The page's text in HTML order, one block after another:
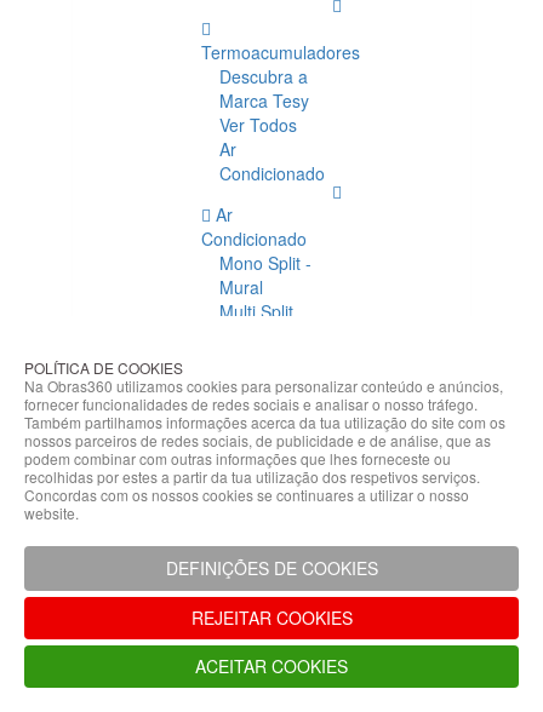
Termoacumuladores
Descubra a
Marca Tesy
Ver Todos
Ar
Condicionado
Ar
Condicionado
Mono Split -
Mural
Multi Split
Condicionado
Acessórios
Climatização
Acessórios
Climatização
Hidráulicas
Controladores
Fixações e
Acessórios
Isolamento
para
Tubagem
POLÍTICA DE COOKIES
Na Obras360 utilizamos cookies para personalizar conteúdo e anúncios,
fornecer funcionalidades de redes sociais e analisar o nosso tráfego.
Também partilhamos informações acerca da tua utilização do site com os
nossos parceiros de redes sociais, de publicidade e de análise, que as
podem combinar com outras informações que lhes forneceste ou
recolhidas por estes a partir da tua utilização dos respetivos serviços.
Concordas com os nossos cookies se continuares a utilizar o nosso
website.
DEFINIÇÕES DE COOKIES
REJEITAR COOKIES
ACEITAR COOKIES